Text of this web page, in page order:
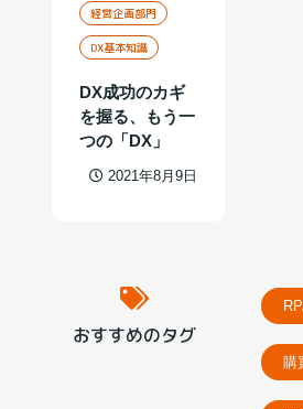
経営企画部門
DX基本知識
DX成功のカギ
を握る、もう一
つの「DX」
2021年8月9日
おすすめのタグ
購